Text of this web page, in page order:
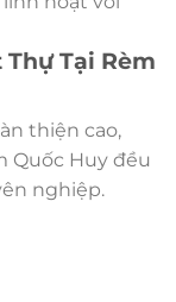
Tại Rèm
thiện cao,
Quốc Huy đều
nghiệp.